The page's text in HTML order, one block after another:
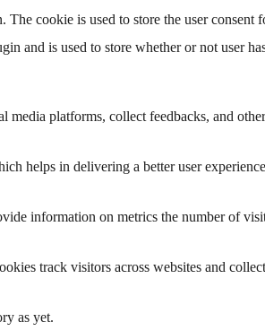
cookie is used to store the user consent
and is used to store whether or not user
platforms, collect feedbacks, and
helps in delivering a better user
information on metrics the number of
track visitors across websites and
as yet.